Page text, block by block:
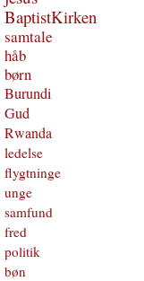
BaptistKirken
samtale
håb
børn
Burundi
Gud
Rwanda
ledelse
flygtninge
unge
samfund
fred
politik
bøn